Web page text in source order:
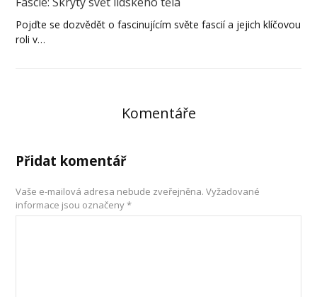
Pojďte se dozvědět o fascinujícím světe fascií a jejich klíčovou
roli v…
Komentáře
Přidat komentář
Vaše e-mailová adresa nebude zveřejněna. Vyžadované
informace jsou označeny*